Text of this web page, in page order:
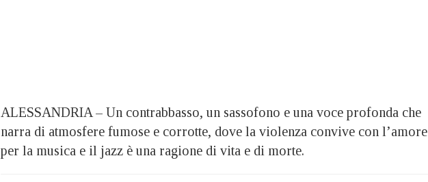
ALESSANDRIA – Un contrabbasso, un sassofono e una voce profonda che
narra di atmosfere fumose e corrotte, dove la violenza convive con l’amore
per la musica e il jazz è una ragione di vita e di morte.